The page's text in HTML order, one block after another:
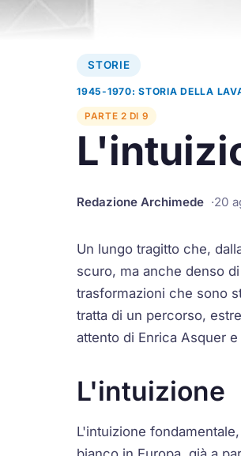
STORIE
1945-1970: STORIA DELLA
PARTE 2 DI 9
Redazione Archimede 20
Un lungo tragitto che,
scuro, ma anche denso
trasformazioni che sono
tratta di un percorso,
attento di Enrica Asquer
L'intuizione
L'intuizione